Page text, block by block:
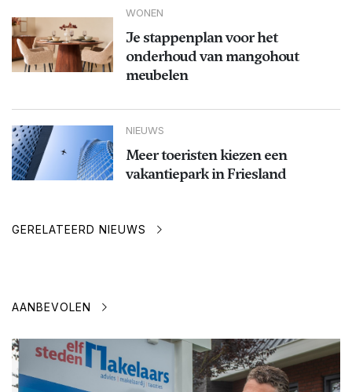
WONEN
Je stappenplan voor het
onderhoud van mangohout
meubelen
NIEUWS
Meer toeristen kiezen een
vakantiepark in Friesland
GERELATEERD NIEUWS
AANBEVOLEN